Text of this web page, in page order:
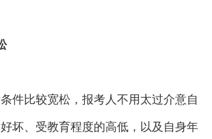
件比较宽松，报考人不用太过介意自
坏、受教育程度的高低，以及自身年